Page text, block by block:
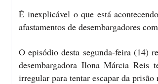
É inexplicável o que está
afastamentos de desembargadores
O episódio desta segunda-feira (14)
desembargadora Ilona Márcia
irregular para tentar escapar da prisão